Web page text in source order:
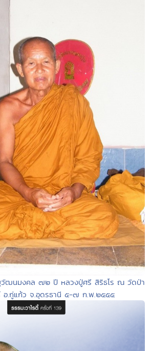
ฒนมงคล ๗๒ ปี หลวงปู่ศรี สิริธโร ณ วัดป่า
อ.กู่แก้ว จ.อุดรธานี ๕-๗ ก.พ.๒๕๕๕